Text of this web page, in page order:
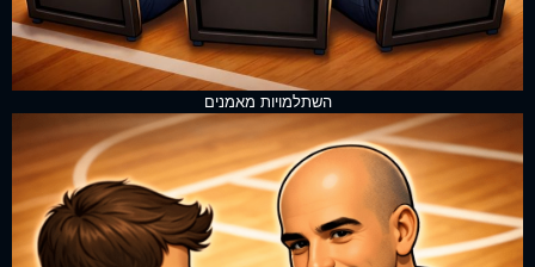
השתלמויות מאמנים